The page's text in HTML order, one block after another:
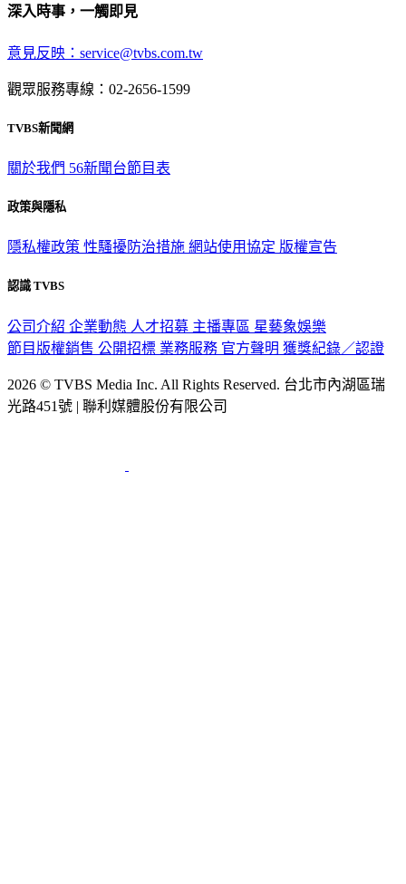
深入時事，一觸即見
意見反映：service@tvbs.com.tw
觀眾服務專線：02-2656-1599
TVBS新聞網
關於我們 56新聞台節目表
政策與隱私
隱私權政策 性騷擾防治措施 網站使用協定 版權宣告
認識 TVBS
公司介紹 企業動態 人才招募 主播專區 星藝象娛樂
節目版權銷售 公開招標 業務服務 官方聲明 獲獎紀錄／認證
2026 © TVBS Media Inc. All Rights Reserved. 台北市內湖區瑞
光路451號 | 聯利媒體股份有限公司